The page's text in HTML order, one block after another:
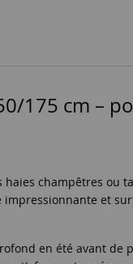
175 cm –
champêtres ou
et
en été avant de